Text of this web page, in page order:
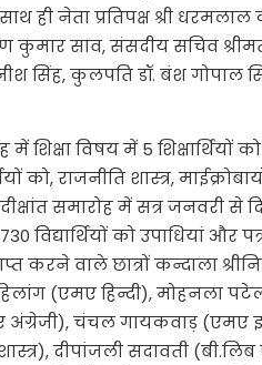
साथ ही नेता प्रतिपक्ष श्री
कुमार साव, संसदीय सचिव
सिंह, कुलपति डॉ. बंश गोपाल
में शिक्षा विषय में 5
को, राजनीति शास्त्र,
दीक्षांत समारोह में सत्र जनवरी
विद्यार्थियों को उपाधियां और
करने वाले छात्रों कन्दाला
(एमए हिन्दी), मोहनला
चंचल गायकवाड़ (एमए
दीपांजली सदावती